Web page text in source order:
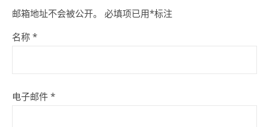
邮箱地址不会被公开。 必填项已用*标注
名称 *
电子邮件 *